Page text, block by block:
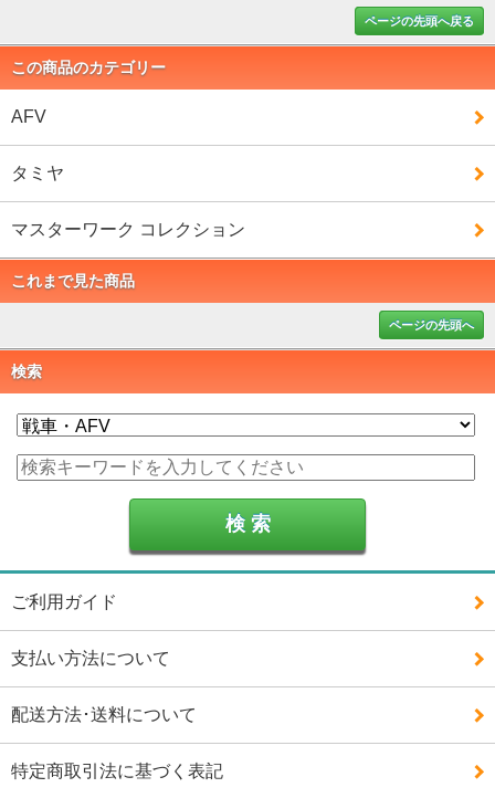
ページの先頭へ戻る
この商品のカテゴリー
AFV
タミヤ
マスターワーク コレクション
これまで見た商品
ページの先頭へ
検索
ご利用ガイド
支払い方法について
配送方法･送料について
特定商取引法に基づく表記